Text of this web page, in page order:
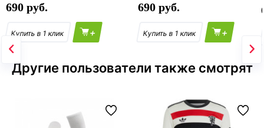
690
+
690
+
Другие пользователи также смотрят